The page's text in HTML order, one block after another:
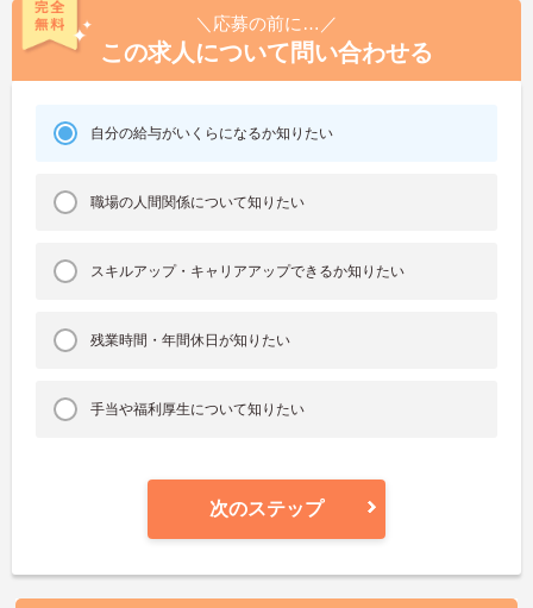
＼応募の前に…／
この求人について問い合わせる
自分の給与がいくらになるか知りたい
職場の人間関係について知りたい
スキルアップ・キャリアアップできるか知りたい
残業時間・年間休日が知りたい
手当や福利厚生について知りたい
次のステップ